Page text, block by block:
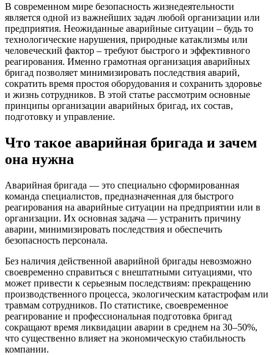
В современном мире безопасность жизнедеятельности
является одной из важнейших задач любой организации или
предприятия. Неожиданные аварийные ситуации – будь то
технологические нарушения, природные катаклизмы или
человеческий фактор – требуют быстрого и эффективного
реагирования. Именно грамотная организация аварийных
бригад позволяет минимизировать последствия аварий,
сократить время простоя оборудования и сохранить здоровье
и жизнь сотрудников. В этой статье рассмотрим основные
принципы организации аварийных бригад, их состав,
подготовку и управление.
Что такое аварийная бригада и зачем
она нужна
Аварийная бригада — это специально сформированная
команда специалистов, предназначенная для быстрого
реагирования на аварийные ситуации на предприятии или в
организации. Их основная задача — устранить причину
аварии, минимизировать последствия и обеспечить
безопасность персонала.
Без наличия действенной аварийной бригады невозможно
своевременно справиться с внештатными ситуациями, что
может привести к серьезным последствиям: прекращению
производственного процесса, экологическим катастрофам или
травмам сотрудников. По статистике, своевременное
реагирование и профессиональная подготовка бригад
сокращают время ликвидации аварии в среднем на 30–50%,
что существенно влияет на экономическую стабильность
компании.